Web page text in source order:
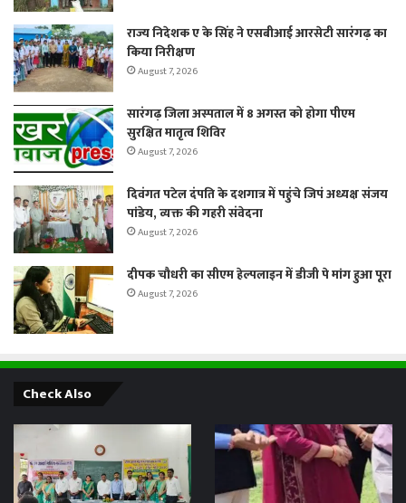
राज्य निदेशक ए के सिंह ने एसबीआई आरसेटी सारंगढ़ का
किया निरीक्षण
August 7, 2026
सारंगढ़ जिला अस्पताल में 8 अगस्त को होगा पीएम
सुरक्षित मातृत्व शिविर
August 7, 2026
दिवंगत पटेल दंपति के दशगात्र में पहुंचे जिपं अध्यक्ष संजय
पांडेय, व्यक्त की गहरी संवेदना
August 7, 2026
दीपक चौधरी का सीएम हेल्पलाइन में डीजी पे मांग हुआ पूरा
August 7, 2026
Check Also